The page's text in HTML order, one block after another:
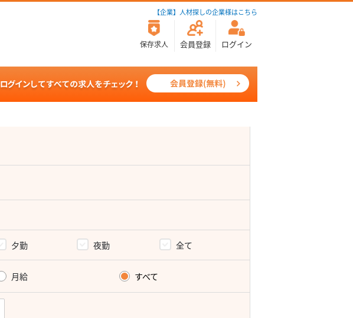
【企業】人材探しの企業様はこちら
保存求人 会員登録 ログイン
夕勤 夜勤 全て
月給 すべて